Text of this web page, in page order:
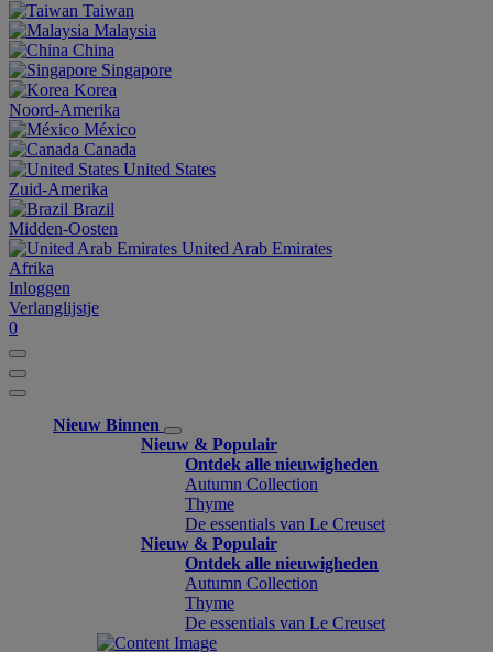
Taiwan
Malaysia
China
Singapore
Korea
Noord-Amerika
México
Canada
United States
Zuid-Amerika
Brazil
Midden-Oosten
United Arab Emirates
Afrika
Inloggen
Verlanglijstje
0
Nieuw Binnen
Nieuw & Populair
Ontdek alle nieuwigheden
Autumn Collection
Thyme
De essentials van Le Creuset
Nieuw & Populair
Ontdek alle nieuwigheden
Autumn Collection
Thyme
De essentials van Le Creuset